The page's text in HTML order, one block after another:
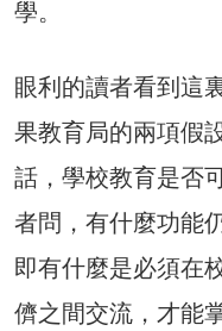
學。
眼利的讀者看到這
果教育局的兩項假
話，學校教育是否
者問，有什麼功能
即有什麼是必須在
儕之間交流，才能